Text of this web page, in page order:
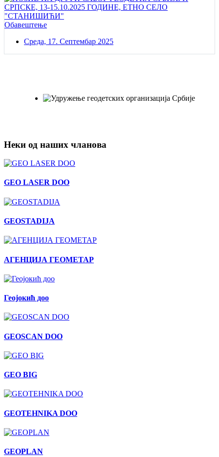
Обавештење
Среда, 17. Септембар 2025
Неки од наших чланова
GEO LASER DOO
GEOSTADIJA
АГЕНЦИЈА ГЕОМЕТАР
Геојокић доо
GEOSCAN DOO
GEO BIG
GEOTEHNIKA DOO
GEOPLAN